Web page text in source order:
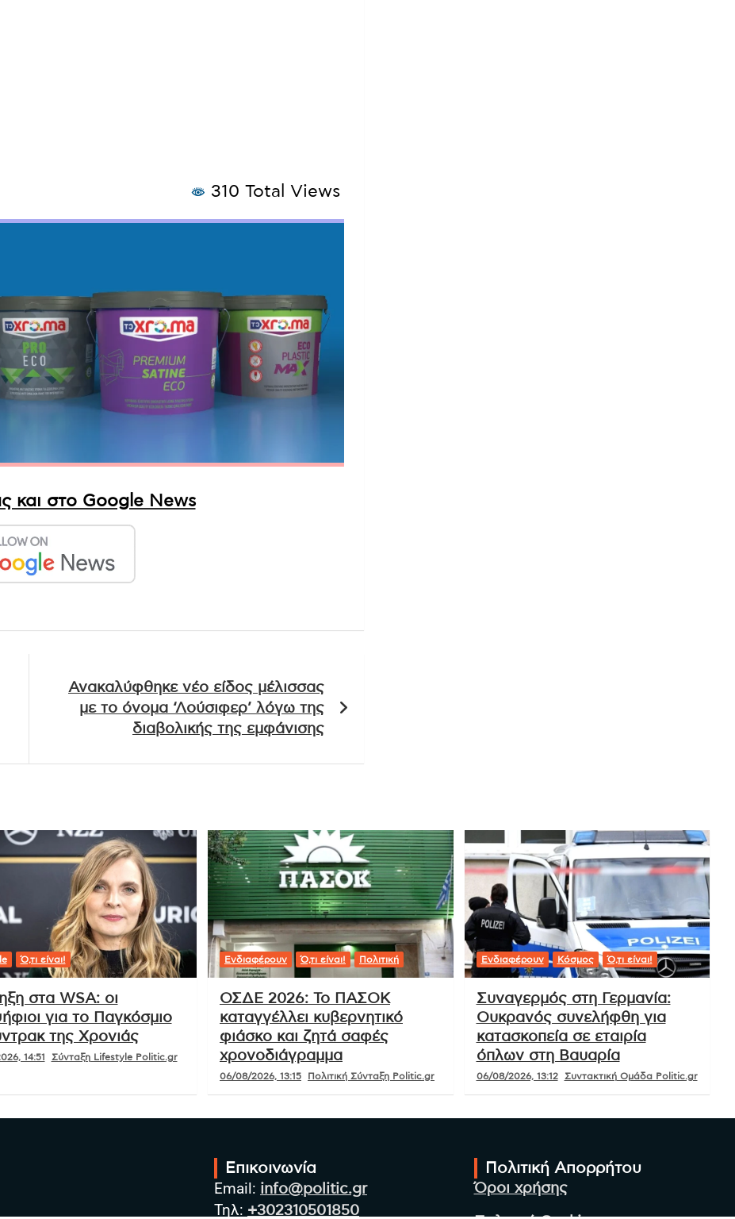
310 Total Views
και στο Google News
Ανακαλύφθηκε νέο είδος μέλισσας
με το όνομα ‘Λούσιφερ’ λόγω της
διαβολικής της εμφάνισης
Ό,τι είναι!
στα WSA: οι
για το Παγκόσμιο
της Χρονιάς
14:51 Σύνταξη Lifestyle Politic.gr
Ενδιαφέρουν Ό,τι είναι! Πολιτική
ΟΣΔΕ 2026: Το ΠΑΣΟΚ
καταγγέλλει κυβερνητικό
φιάσκο και ζητά σαφές
χρονοδιάγραμμα
06/08/2026, 13:15 Πολιτική Σύνταξη Politic.gr
Ενδιαφέρουν Κόσμος Ό,τι είναι!
Συναγερμός στη Γερμανία:
Ουκρανός συνελήφθη για
κατασκοπεία σε εταιρία
όπλων στη Βαυαρία
06/08/2026, 13:12 Συντακτική Ομάδα Politic.gr
Επικοινωνία
Email: info@politic.gr
Τηλ: +302310501850
Πολιτική Απορρήτου
Όροι χρήσης